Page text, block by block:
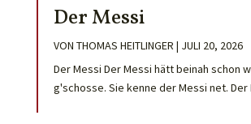
Der Messi
VON THOMAS HEITLINGER | JULI 20, 2026
Der Messi Der Messi hätt beinah schon
g'schosse. Sie kenne der Messi net. Der